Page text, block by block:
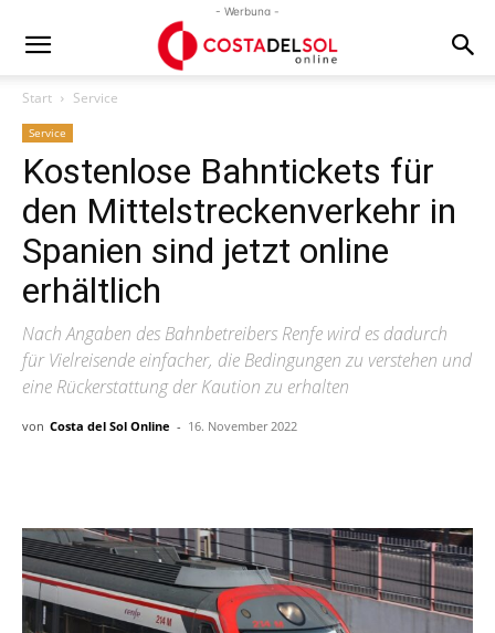
- Werbung -
Start Service
Service
Kostenlose Bahntickets für
den Mittelstreckenverkehr in
Spanien sind jetzt online
erhältlich
Nach Angaben des Bahnbetreibers Renfe wird es dadurch
für Vielreisende einfacher, die Bedingungen zu verstehen und
eine Rückerstattung der Kaution zu erhalten
von Costa del Sol Online - 16. November 2022